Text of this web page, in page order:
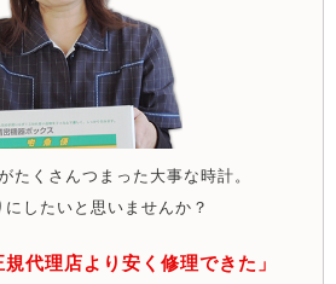
たくさんつまった大事な時計。
にしたいと思いませんか？
規代理店より安く修理できた」